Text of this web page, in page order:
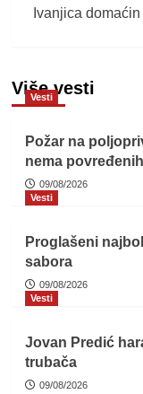
Ivanjica
Više vesti
Vesti
Požar na
nema povređenih
09/08/2026
Vesti
Proglašeni
sabora
09/08/2026
Vesti
Jovan Predić
trubača
09/08/2026